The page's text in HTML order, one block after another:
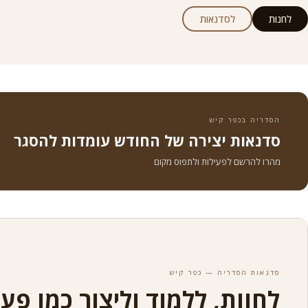
לחנות לסדנאות
הסדריה בכפר קיש
סדנאות יצירה של החודש עומדות להסגר
מהרו להרשם לפעילות ולתפוס מקום
סדנאות הסדריה — כפר קיש
לחוות, ללמוד וליצור כמו